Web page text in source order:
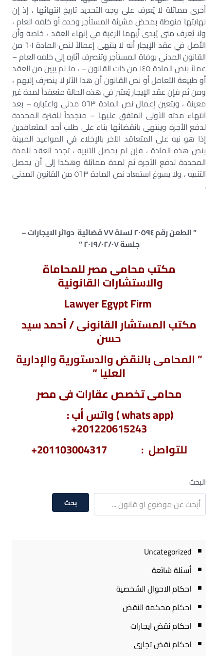
أخرى مماثلة لا يُعرف على وجه التحديد تاريخ انتهائها ، إذ إن
نهايتها منوطة بمحض مشيئة المستأجر وحده أو خلفه العام ،
ولا يُعرف متى يُبدى أيهما الرغبة في إنهاء العقد ، خاصة وأن
الأصل في عقد الإيجار أنه لا ينتهى إعمالاً لنص المادة ٦٠١ من
القانون المدنى بوفاة المستأجر وتنصرف آثاره إلى خلفه العام –
عملاً بنص المادة ١٤٥ من ذات القانون – ، ما لم يبين من العقد
أو طبيعة التعامل أو نص القانون أن هذا الأثر لا ينصرف إليهم ،
ومن ثم فإن عقد الإيجار يُعتبر في هذه الحالة منعقداً لمدة غير
معينة ، ويتعين إعمال نص المادة ٥٦٣ مدنى واعتباره – بعد
انتهاء مدته الأولى المتفق عليها – متجدداً للفترة المحددة
لدفع الأجرة وينتهى بانقضائها بناء على طلب أحد المتعاقدين
إذا هو نبه على المتعاقد الآخر بالإخلاء في المواعيد المبينة
بنص هذه المادة ، فإن لم يحصل التنبيه ، تجدد العقد للمدة
المحددة لدفع الأجرة ثم لمدة مماثلة وهكذا إلى أن يحصل
التنبيه ، ولا يسوغ استبعاد نص المادة ٥٦٣ من القانون المدنى
.
” الطعن رقم ٢٠٥٩٤ لسنة ٧٧ قضائية دوائر الايجارات –
جلسة ٢٠١٩/٠٢/٠٧ “
مكتب محامى مصر للمحاماة
والاستشارات القانونية
مكتب المستشار القانونى / أحمد سيد
حسن
” المحامى بالنقض والدستورية والإدارية
العليا “
محامى تخصص عقارات فى مصر
(whats app ) واتس أب :
201220615243+
للتواصل : 201103004317+
البحث
بحث
Uncategorized
أسئلة شائعة
احكام الاحوال الشخصية
احكام محكمة النقض
احكام نقض ايجارات
احكام نقض تجارى